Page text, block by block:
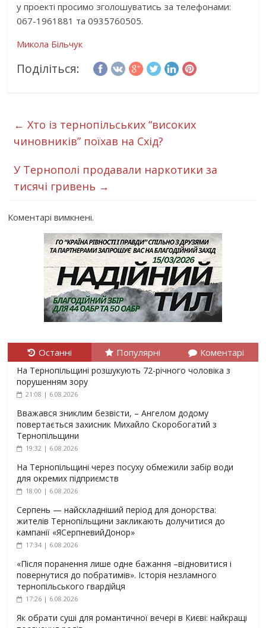
у проекті просимо зголошуватись за телефонами:
067-1961881 та 0935760505.
Микола Більчук
Поділіться:
← Хто із тернопільських “високих
чиновників” поїхав на Схід?
У Тернополі продавали наркотики за
тисячі гривень →
Коментарі вимкнені.
Останні Популярні Коментарі
На Тернопільщині розшукують 72-річного чоловіка з
порушенням зору
21:08 | 6.08.2026
Вважався зниклим безвісти, – Ангелом додому
повертається захисник Михайло Скоробогатий з
Тернопільщини
19:32 | 6.08.2026
На Тернопільщині через посуху обмежили забір води
для окремих підприємств
18:00 | 6.08.2026
Серпень — найскладніший період для донорства:
жителів Тернопільщини закликають долучитися до
кампанії «ЯСерпневийДонор»
17:34 | 6.08.2026
«Після поранення лише одне бажання –відновитися і
повернутися до побратимів». Історія незламного
тернопільського гвардійця
17:26 | 6.08.2026
Як обрати суші для романтичної вечері в Києві: найкращі